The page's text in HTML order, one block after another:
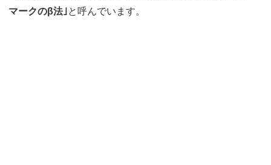
マークのβ法｣ と呼んでいます。